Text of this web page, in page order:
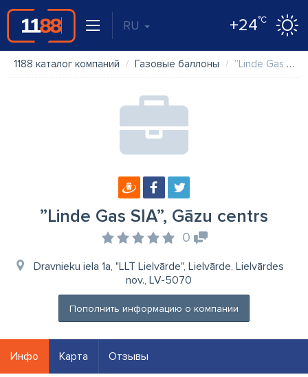
RU +24°C
1188 каталог компаний Газовые баллоны ”Linde Gas SIA”, Gāzu centrs
”Linde Gas SIA”, Gāzu centrs
0
Dravnieku iela 1a, "LLT Lielvārde", Lielvārde, Lielvārdes
nov., LV-5070
Пополнить информацию о компании
Инфо Карта Отзывы